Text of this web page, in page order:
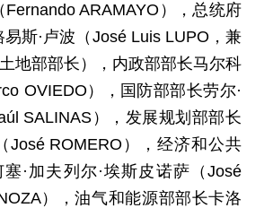
Fernando ARAMAYO），总统府
易斯·卢波（José Luis LUPO，兼
地部部长），内政部部长马尔科
OVIEDO），国防部部长劳尔·
SALINAS），发展规划部部长
José ROMERO），经济和公共
·加夫列尔·埃斯皮诺萨（José
），油气和能源部部长卡洛